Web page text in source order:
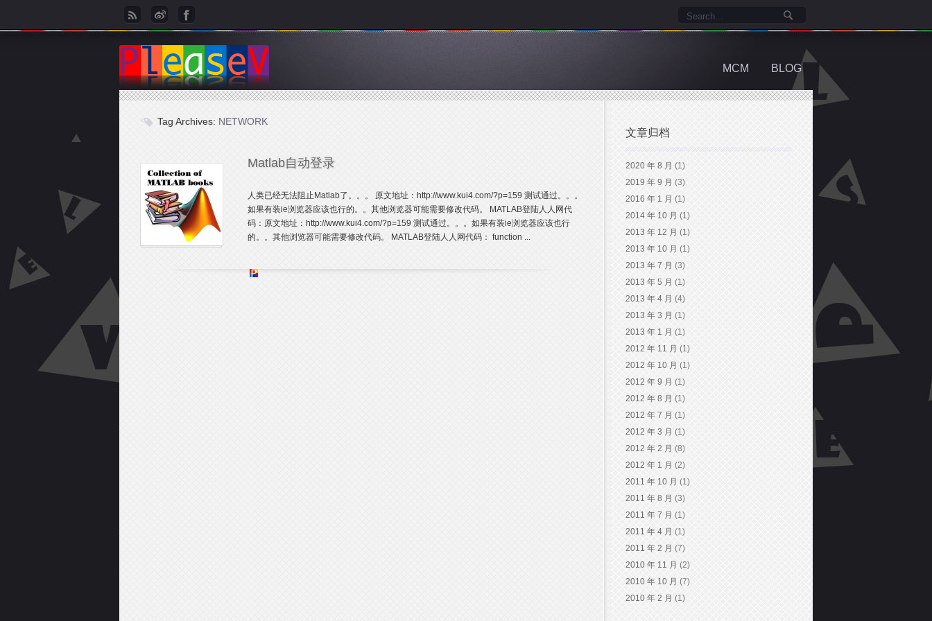
BLOG
MCM
Tag Archives: NETWORK
Matlab自动登录
人类已经无法阻止Matlab了。。。 原文地址：http://www.kui4.com/?p=159 测试通过。。。
如果有装ie浏览器应该也行的。。其他浏览器可能需要修改代码。 MATLAB登陆人人网代
码：原文地址：http://www.kui4.com/?p=159 测试通过。。。如果有装ie浏览器应该也行
的。。其他浏览器可能需要修改代码。 MATLAB登陆人人网代码： function ...
文章归档
2020 年 8 月 (1)
2019 年 9 月 (3)
2016 年 1 月 (1)
2014 年 10 月 (1)
2013 年 12 月 (1)
2013 年 10 月 (1)
2013 年 7 月 (3)
2013 年 5 月 (1)
2013 年 4 月 (4)
2013 年 3 月 (1)
2013 年 1 月 (1)
2012 年 11 月 (1)
2012 年 10 月 (1)
2012 年 9 月 (1)
2012 年 8 月 (1)
2012 年 7 月 (1)
2012 年 3 月 (1)
2012 年 2 月 (8)
2012 年 1 月 (2)
2011 年 10 月 (1)
2011 年 8 月 (3)
2011 年 7 月 (1)
2011 年 4 月 (1)
2011 年 2 月 (7)
2010 年 11 月 (2)
2010 年 10 月 (7)
2010 年 2 月 (1)